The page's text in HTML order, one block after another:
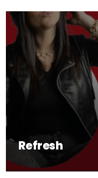
Refresh